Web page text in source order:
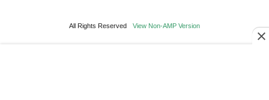
All Rights Reserved View Non-AMP Version